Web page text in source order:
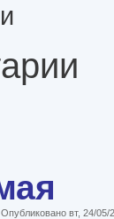
Опубликовано вт, 24/05/